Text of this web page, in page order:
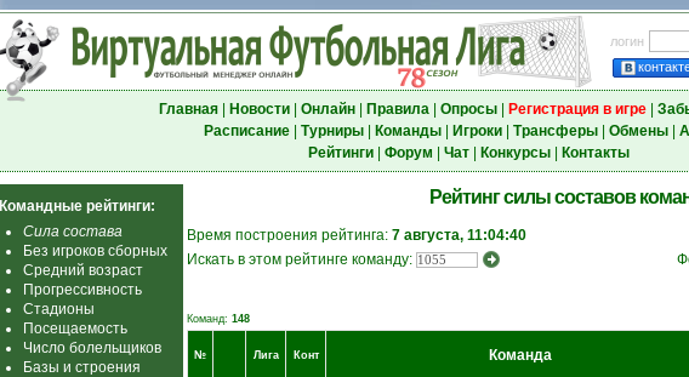
логин
Главная| Новости| Онлайн| Правила| Опросы| Регистрация в игре|
Расписание| Турниры| Команды| Игроки| Трансферы| Обмены|
Рейтинги| Форум Чат| Конкурсы| Контакты
Командные рейтинги:
Сила состава
Без игроков сборных
Средний возраст
Прогрессивность
Стадионы
Посещаемость
Число болельщиков
Базы и строения
Рейтинг силы составов
Время построения рейтинга: 7 августа, 11:04:40
Искать в этом рейтинге команду:
Команд: 148
№ Лига Конт Команда